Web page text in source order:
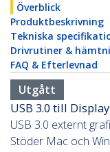
Överblick
Produktbeskrivning
Tekniska
Drivrutiner &
FAQ & Efterlevnad
Utgått
USB 3.0 till
USB 3.0 externt
Stöder Mac och